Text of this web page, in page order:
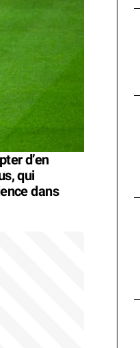
d’en
qui
dans